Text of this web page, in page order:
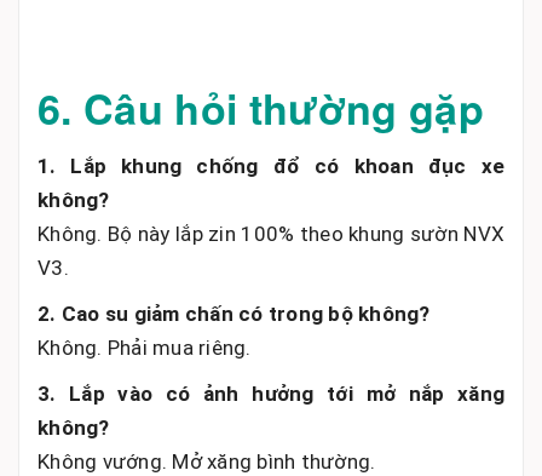
6. Câu hỏi thường gặp
1. Lắp khung chống đổ có khoan đục xe
không?
Không. Bộ này lắp zin 100% theo khung sườn NVX
V3.
2. Cao su giảm chấn có trong bộ không?
Không. Phải mua riêng.
3. Lắp vào có ảnh hưởng tới mở nắp xăng
không?
Không vướng. Mở xăng bình thường.